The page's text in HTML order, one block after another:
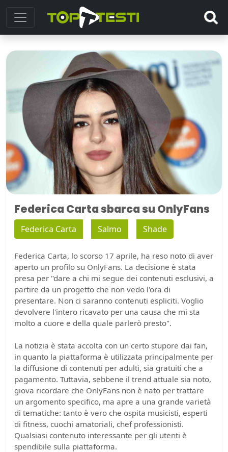
Federica Carta sbarca su OnlyFans
Federica Carta Salmo Shade
Federica Carta, lo scorso 17 aprile, ha reso noto di aver
aperto un profilo su OnlyFans. La decisione è stata
presa per "dare a chi mi segue dei contenuti esclusivi, a
partire da un progetto che non vedo l'ora di
presentare. Non ci saranno contenuti espliciti. Voglio
devolvere l'intero ricavato per una causa che mi sta
molto a cuore e della quale parlerò presto".
La notizia è stata accolta con un certo stupore dai fan,
in quanto la piattaforma è utilizzata principalmente per
la diffusione di contenuti per adulti, sia gratuiti che a
pagamento. Tuttavia, sebbene il trend attuale sia noto,
giova ricordare che OnlyFans non è nato per trattare
un argomento specifico, ma apre a una grande varietà
di tematiche: tanto è vero che ospita musicisti, esperti
di fitness, cuochi amatoriali, chef professionisti.
Qualsiasi contenuto interessante per gli utenti è
spendibile sulla piattaforma.